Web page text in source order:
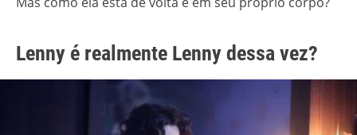
Lenny é realmente Lenny dessa vez?